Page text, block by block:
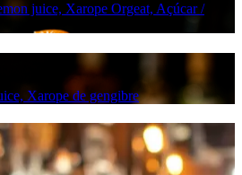
juice, Xarope Orgeat, Açúcar /
Xarope de gengibre